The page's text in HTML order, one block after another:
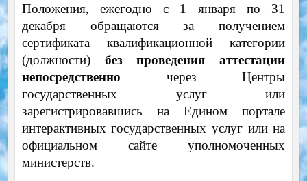
Положения, ежегодно с 1 января по 31
декабря обращаются за получением
сертификата квалификационной категории
(должности) без проведения аттестации
непосредственно через Центры
государственных услуг или
зарегистрировавшись на Едином портале
интерактивных государственных услуг или на
официальном сайте уполномоченных
министерств.